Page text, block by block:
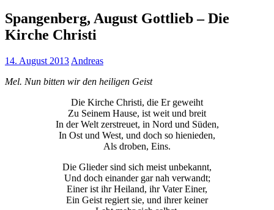
Spangenberg, August Gottlieb – Die
Kirche Christi
14. August 2013 Andreas
Mel. Nun bitten wir den heiligen Geist
Die Kirche Christi, die Er geweiht
Zu Seinem Hause, ist weit und breit
In der Welt zerstreuet, in Nord und Süden,
In Ost und West, und doch so hienieden,
Als droben, Eins.
Die Glieder sind sich meist unbekannt,
Und doch einander gar nah verwandt;
Einer ist ihr Heiland, ihr Vater Einer,
Ein Geist regiert sie, und ihrer keiner